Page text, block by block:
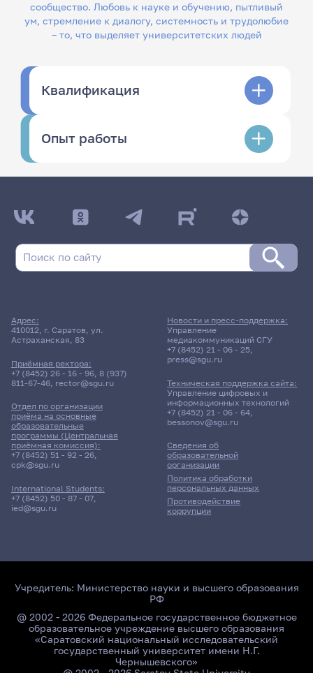
сообщество. Любовь к науке и обучению, пытливый
ум, стремление к диалогу, системность и трудолюбие
– то, что выделяет университетских людей
Квалификация
Опыт работы
Адрес:
410012, г. Саратов, ул.
Астраханская, 83
Приёмная ректора:
+7 (8452) 26 - 16 - 96, 8 (937)
811-67-46, rector@sgu.ru
Отдел по организации
приёма на основные
образовательные
программы (Центральная
приёмная комиссия):
+7 (8452) 51 - 92 - 26,
cpk@sgu.ru
International Students:
+7 (8452) 50 - 87 - 07,
ied@sgu.ru
Сведения об
образовательной
организации
Политика обработки
персональных данных
Противодействие
коррупции
Новости и пресс-поддержка:
Управление
медиакоммуникаций СГУ
+7 (8452) 21 - 06 - 25,
press@sgu.ru
Техническая поддержка сайта:
Управление цифровых и
информационных технологий
+7 (8452) 21 - 06 - 64,
bessonov@sgu.ru
Учредитель: Министерство науки и высшего образования
РФ
@ 2002 - 2026 Федеральное государственное бюджетное
образовательное учреждение высшего образования
«Саратовский национальный исследовательский
государственный университет имени Н.Г.
Чернышевского»